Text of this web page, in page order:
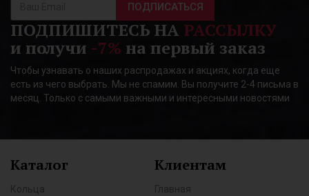
ПОДПИСАТЬСЯ
ПОДПИШИТЕСЬ НА РАССЫЛКУ
и получи -7% на первый заказ
Чтобы узнавать о наших распродажах и акциях, когда еще
есть из чего выбрать. Мы не спамим. Вы получите 2-4 письма в
месяц. Только с самыми важными и интересными новостями
Каталог
Кольца
Клиентам
Главная